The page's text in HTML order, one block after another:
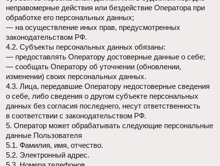
5.10.1 Согласие на обработку персональных данных,
разрешенных для распространения, Пользователь
предоставляет Оператору непосредственно.
5.10.2 Оператор обязан в срок не позднее трех рабочих
дней с момента получения указанного согласия
Пользователя опубликовать информацию об условиях
обработки, о наличии запретов и условий на обработку
неограниченным кругом лиц персональных данных,
разрешенных для распространения.
5.10.3 Передача (распространение, предоставление, доступ)
персональных данных, разрешенных субъектом
персональных данных для распространения, должна быть
прекращена в любое время по требованию субъекта
персональных данных. Данное требование должно
включать в себя фамилию, имя, отчество (при наличии),
контактную информацию (номер телефона, адрес
электронной почты или почтовый адрес) субъекта
персональных данных, а также перечень персональных
данных, обработка которых подлежит прекращению.
Указанные в данном требовании персональные данные
могут обрабатываться только Оператором, которому оно